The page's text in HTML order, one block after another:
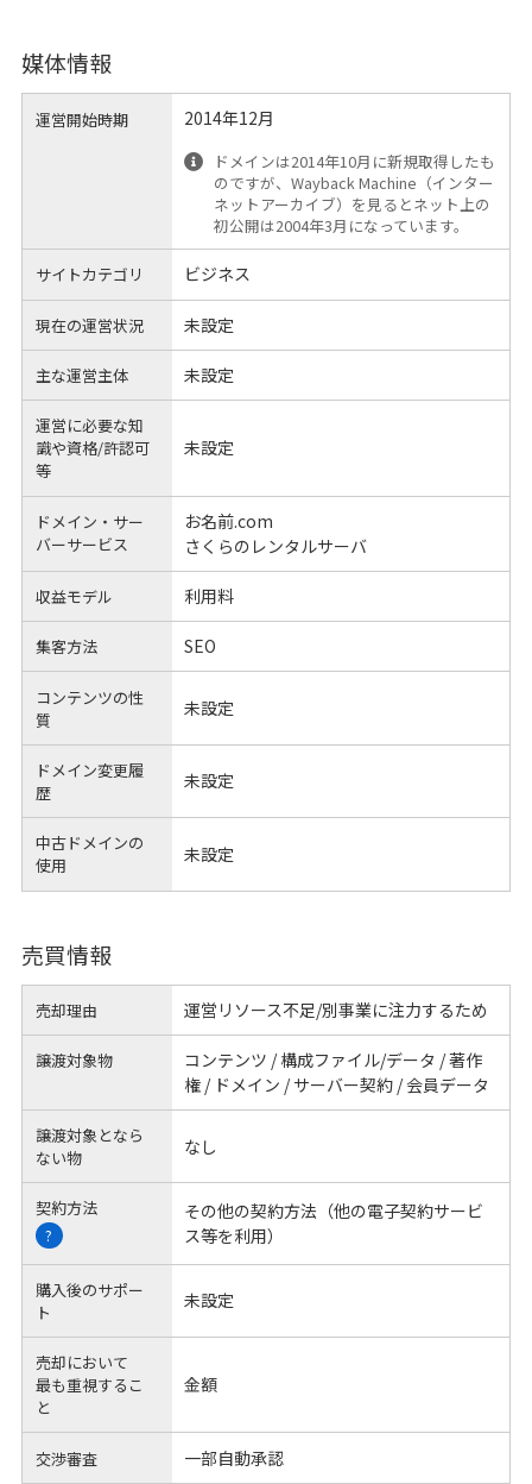
媒体情報
運営開始時期 2014年12月
ドメインは2014年10月に新規取得したも
のですが、Wayback Machine（インター
ネットアーカイブ）を見るとネット上の
初公開は2004年3月になっています。
サイトカテゴリ ビジネス
現在の運営状況 未設定
主な運営主体 未設定
運営に必要な知
識や資格/許認可
等
未設定
ドメイン・サー
バーサービス
お名前.com
さくらのレンタルサーバ
収益モデル 利用料
集客方法 SEO
コンテンツの性
質
未設定
ドメイン変更履
歴
未設定
中古ドメインの
使用
未設定
売買情報
売却理由 運営リソース不足/別事業に注力するため
譲渡対象物
コンテンツ / 構成ファイル/データ / 著作
権 / ドメイン / サーバー契約 / 会員データ
譲渡対象となら
ない物
なし
契約方法
?
その他の契約方法（他の電子契約サービ
ス等を利用）
購入後のサポー
ト
未設定
売却において
最も重視するこ
と
金額
交渉審査 一部自動承認